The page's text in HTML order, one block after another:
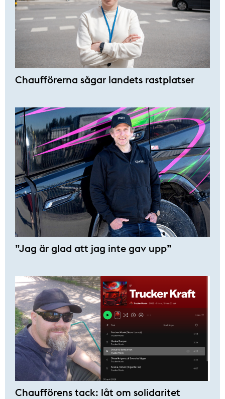
Chaufförerna sågar landets rastplatser
”Jag är glad att jag inte gav upp”
Chaufförens tack: låt om solidaritet